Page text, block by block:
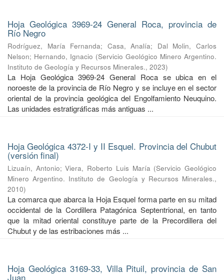
Hoja Geológica 3969-24 General Roca, provincia de
Río Negro
Rodríguez, María Fernanda; Casa, Analía; Dal Molin, Carlos
Nelson; Hernando, Ignacio (Servicio Geológico Minero Argentino.
Instituto de Geología y Recursos Minerales., 2023)
La Hoja Geológica 3969-24 General Roca se ubica en el
noroeste de la provincia de Río Negro y se incluye en el sector
oriental de la provincia geológica del Engolfamiento Neuquino.
Las unidades estratigráficas más antiguas ...
Hoja Geológica 4372-I y II Esquel. Provincia del Chubut
(versión final)
Lizuaín, Antonio;Viera, Roberto Luis María (Servicio Geológico
Minero Argentino. Instituto de Geología y Recursos Minerales.,
2010)
La comarca que abarca la Hoja Esquel forma parte en su mitad
occidental de la Cordillera Patagónica Septentrional, en tanto
que la mitad oriental constituye parte de la Precordillera del
Chubut y de las estribaciones más ...
Hoja Geológica 3169-33, Villa Pituil, provincia de San
Juan